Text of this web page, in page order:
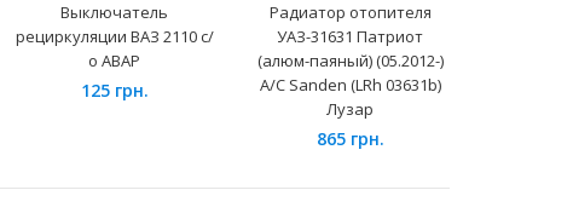
Выключатель
рециркуляции ВАЗ 2110 с/
о АВАР
125 грн.
Радиатор отопителя
УАЗ-31631 Патриот
(алюм-паяный) (05.2012-)
А/С Sanden (LRh 03631b)
Лузар
865 грн.